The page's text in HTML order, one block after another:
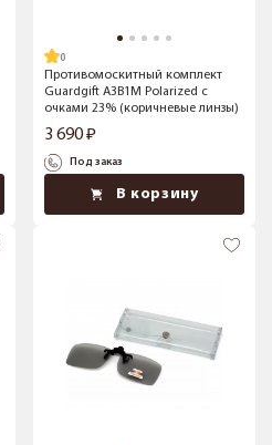
Противомоскитный комплект
Guardgift А3В1М Polarized с
очками 23% (коричневые линзы)
3 690
Под заказ
В корзину